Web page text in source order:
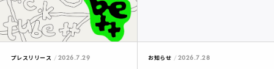
プレスリリース 2026.7.29 お知らせ 2026.7.28